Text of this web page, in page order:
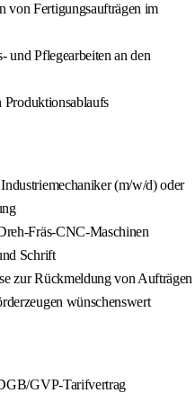
von Fertigungsaufträgen im
und Pflegearbeiten an den
Produktionsablaufs
(m/w/d) oder
Fräs-CNC-Maschinen
Schrift
zur Rückmeldung von Aufträgen
wünschenswert
GVP-Tarifvertrag